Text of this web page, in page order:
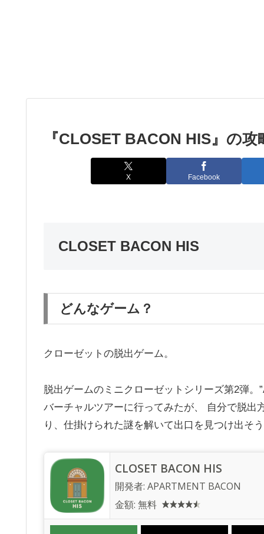
『CLOSET BACON HIS』の
X Facebook
CLOSET BACON HIS
どんなゲーム？
クローゼットの脱出ゲーム。
脱出ゲームのミニクローゼットシリーズ第2弾。
バーチャルツアーに行ってみたが、 自分で脱出
り、仕掛けられた謎を解いて出口を見つけ出そ
CLOSET BACON HIS
開発者: APARTMENT BACON
金額: 無料